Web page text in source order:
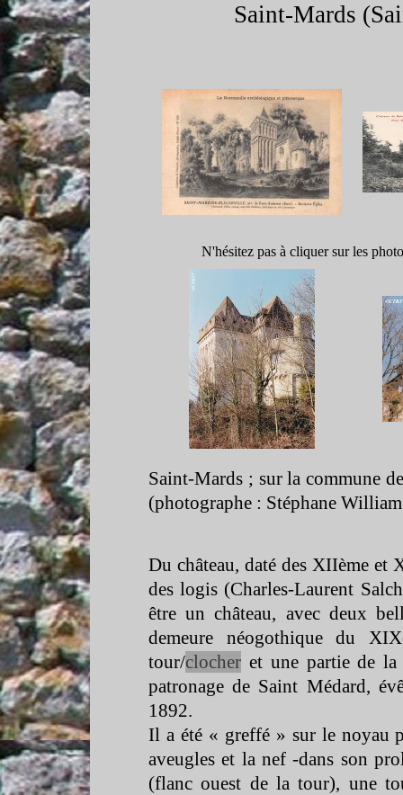
Saint-Mards
N'hésitez pas à cliquer sur les
Saint-Mards ; sur la commune
(photographe : Stéphane
Du château, daté des XIIème
des logis (Charles-Laurent
être un château, avec deux
demeure néogothique du
tour/clocher et une partie de
patronage de Saint Médard,
1892.
Il a été « greffé » sur le noyau
aveugles et la nef -dans son
(flanc ouest de la tour), une